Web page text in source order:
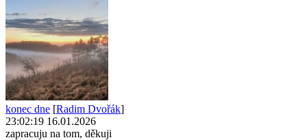
konec dne [Radim Dvořák]
23:02:19 16.01.2026
zapracuju na tom, děkuji